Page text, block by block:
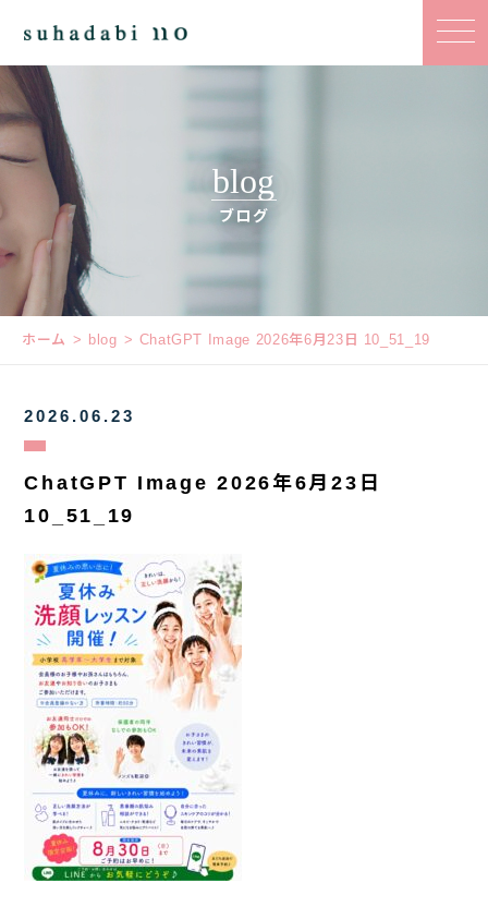
blog
ブログ
ホーム blog ChatGPT Image 2026年6月23日 10_51_19
2026.06.23
ChatGPT Image 2026年6月23日
10_51_19